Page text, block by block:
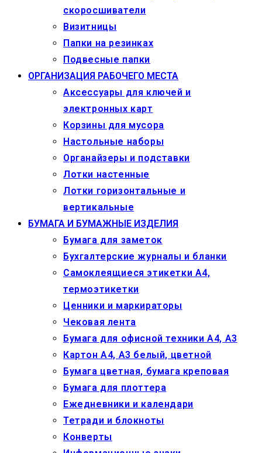
скоросшиватели
Визитницы
Папки на резинках
Подвесные папки
ОРГАНИЗАЦИЯ РАБОЧЕГО МЕСТА
Аксессуары для ключей и
электронных карт
Корзины для мусора
Настольные наборы
Органайзеры и подставки
Лотки настенные
Лотки горизонтальные и
вертикальные
БУМАГА И БУМАЖНЫЕ ИЗДЕЛИЯ
Бумага для заметок
Бухгалтерские журналы и бланки
Самоклеящиеся этикетки А4,
термоэтикетки
Ценники и маркираторы
Чековая лента
Бумага для офисной техники А4, А3
Картон А4, А3 белый, цветной
Бумага цветная, бумага креповая
Бумага для плоттера
Ежедневники и календари
Тетради и блокноты
Конверты